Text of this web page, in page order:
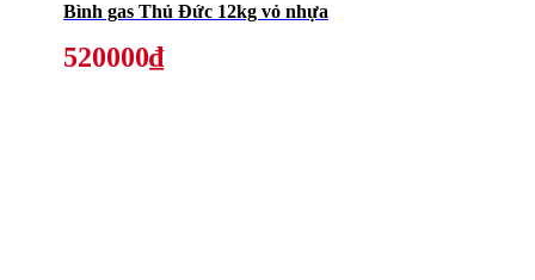
Bình gas Thủ Đức 12kg vỏ nhựa
520000₫